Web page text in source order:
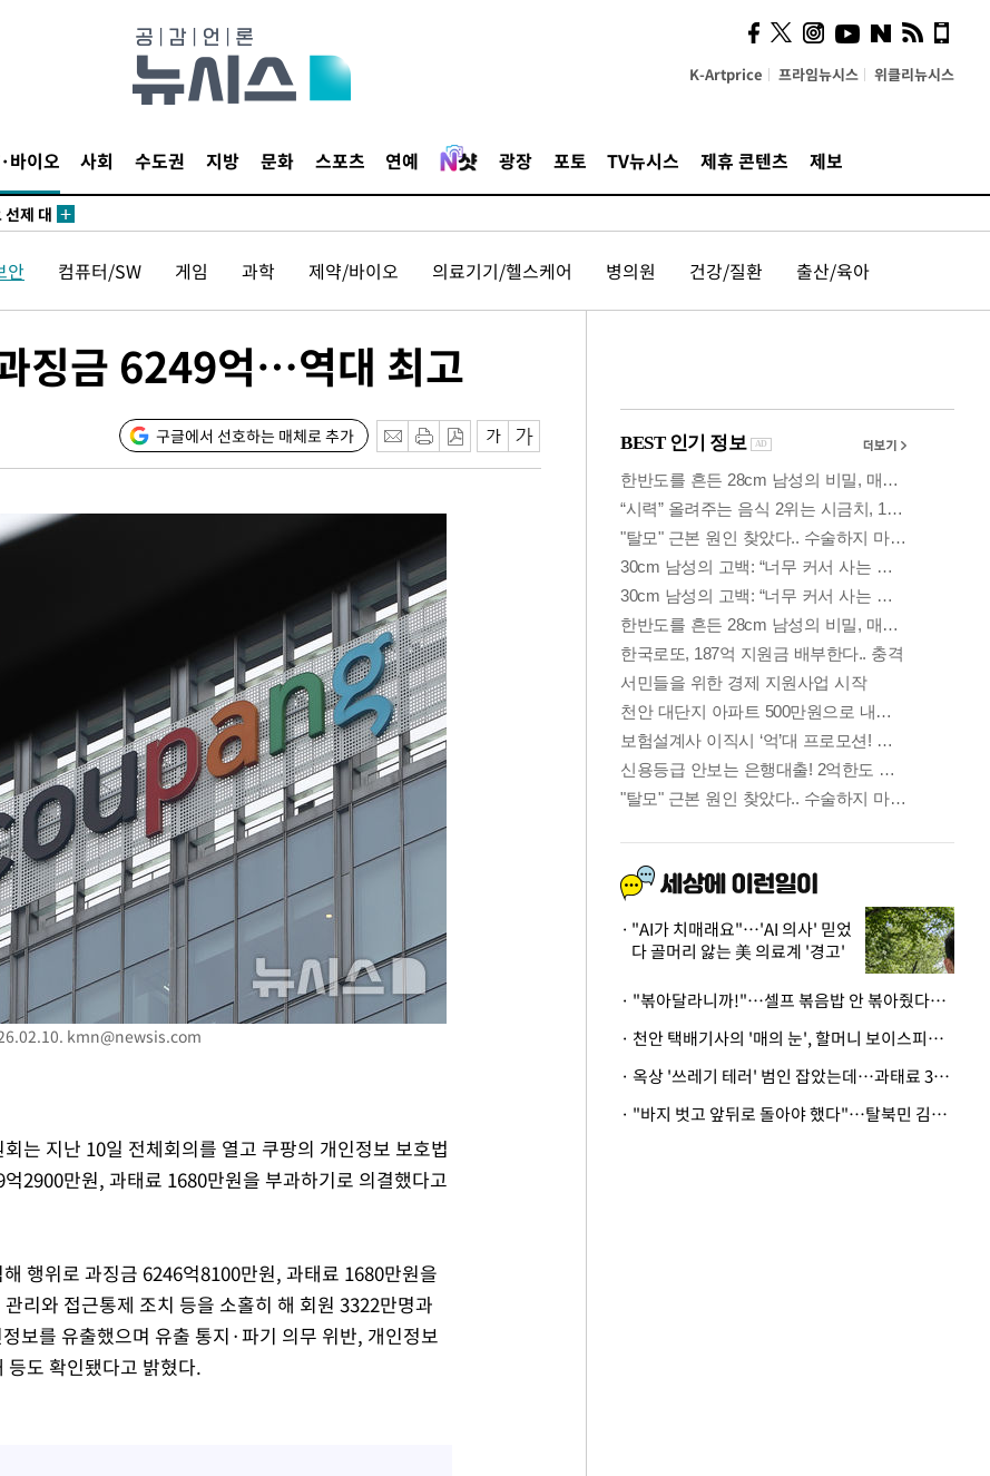
K-Artprice 프라임뉴시스 위클리뉴시스
바이오 사회 수도권 지방 문화 스포츠 연예 광장 포토 TV뉴시스 제휴 콘텐츠 제보
지역
]
쳐
개시
지역
망지 못
]
제 대
'
쳐
기소
개시
안 컴퓨터/SW 게임 과학 제약/바이오 의료기기/헬스케어 병의원 건강/질환 출산/육아
징금 6249억…역대 최고
구글에서 선호하는 매체로 추가
kmn@newsis.com
는 지난 10일 전체회의를 열고 쿠팡의 개인정보 보호법
2900만원, 과태료 1680만원을 부과하기로 의결했다고
행위로 과징금 6246억8100만원, 과태료 1680만원을
리와 접근통제 조치 등을 소홀히 해 회원 3322만명과
보를 유출했으며 유출 통지·파기 의무 위반, 개인정보
도 확인됐다고 밝혔다.
시, 스마트폰 액세서리에
NFC 더했다
"AI가 치매래요"…'AI 의사' 믿었
다 골머리 앓는 美 의료계 '경고'
· "볶아달라니까!"…셀프 볶음밥 안 볶아줬다고 사장 폭행한 손님
· 천안 택배기사의 '매의 눈', 할머니 보이스피싱 피해 막아
· 옥상 '쓰레기 테러' 범인 잡았는데…과태료 3만원 처분에 숙박업주 허탈
· "바지 벗고 앞뒤로 돌아야 했다"…탈북민 김서아, 기쁨조 검사 수치심 회상